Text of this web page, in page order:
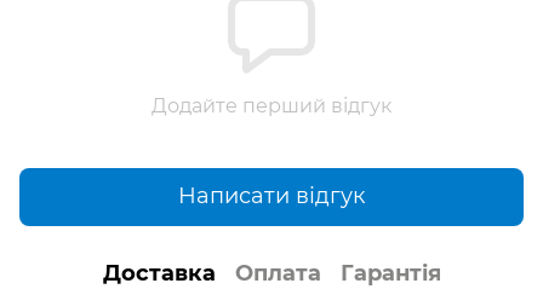
Додайте перший відгук
Написати відгук
Доставка Оплата Гарантія